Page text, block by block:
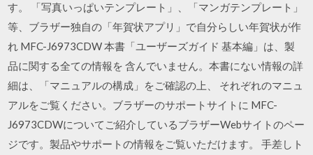
す。 「写真いっぱいテンプレート」、「マンガテンプレート」
等、ブラザー独自の「年賀状アプリ」で自分らしい年賀状が作
れ MFC-J6973CDW 本書「ユーザーズガイド 基本編」は、製
品に関する全ての情報を 含んでいません。本書にない情報の詳
細は、「マニュアルの構成」をご確認の上、 それぞれのマニュ
アルをご覧ください。ブラザーのサポートサイトに MFC-
J6973CDWについてご紹介しているブラザーWebサイトのペー
ジです。製品やサポートの情報をご覧いただけます。 手差しト